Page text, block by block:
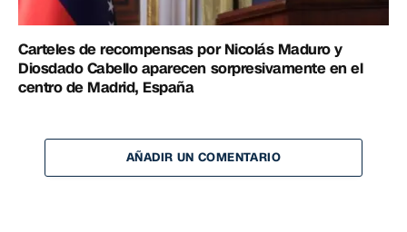
Carteles de recompensas por Nicolás Maduro y
Diosdado Cabello aparecen sorpresivamente en el
centro de Madrid, España
AÑADIR UN COMENTARIO